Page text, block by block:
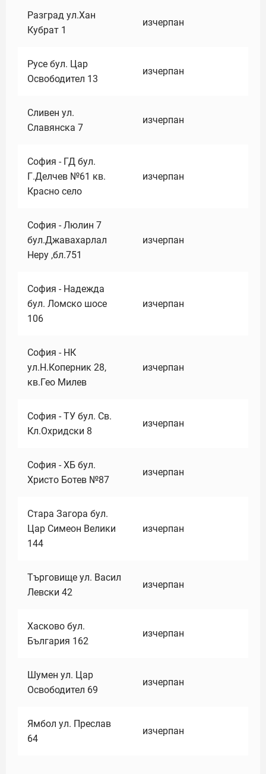
Разград ул.Хан
Кубрат 1
изчерпан
Русе бул. Цар
Освободител 13
изчерпан
Сливен ул.
Славянска 7
изчерпан
София - ГД бул.
Г.Делчев №61 кв.
Красно село
изчерпан
София - Люлин 7
бул.Джавахарлал
Неру ,бл.751
изчерпан
София - Надежда
бул. Ломско шосе
106
изчерпан
София - НК
ул.Н.Коперник 28,
кв.Гео Милев
изчерпан
София - ТУ бул. Св.
Кл.Охридски 8
изчерпан
София - ХБ бул.
Христо Ботев №87
изчерпан
Стара Загора бул.
Цар Симеон Велики
144
изчерпан
Търговище ул. Васил
Левски 42
изчерпан
Хасково бул.
България 162
изчерпан
Шумен ул. Цар
Освободител 69
изчерпан
Ямбол ул. Преслав
64
изчерпан